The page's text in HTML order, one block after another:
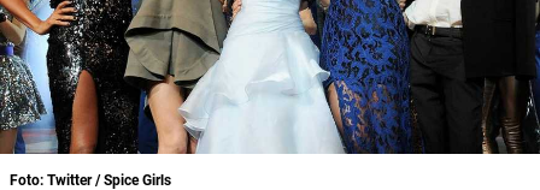
Foto: Twitter / Spice Girls